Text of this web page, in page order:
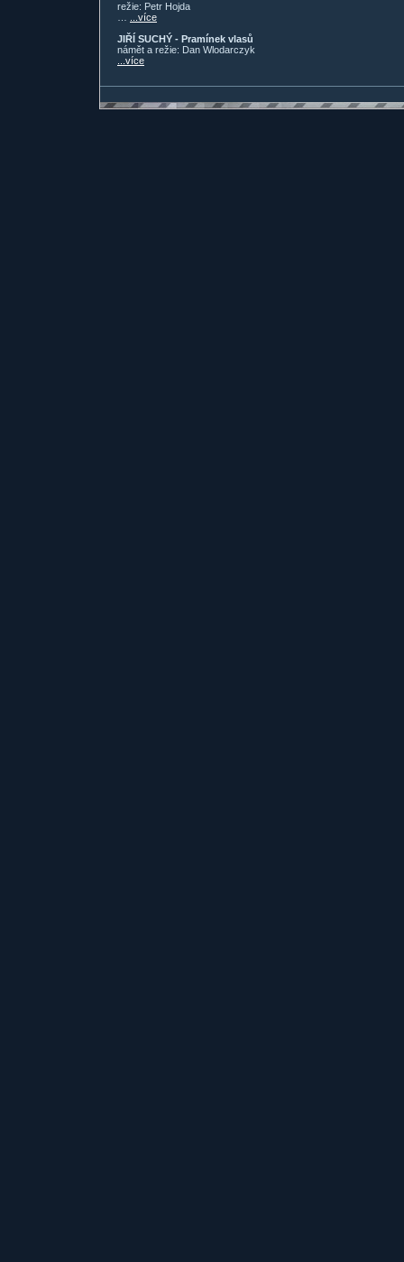
režie: Petr Hojda
...více
JIŘÍ SUCHÝ - Pramínek vlasů
námět a režie: Dan Wlodarczyk
...více